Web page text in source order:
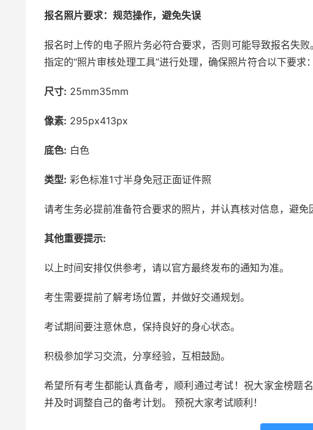
报名照片要求：规范操作，避免失误
报名时上传的电子照片务必符合要求，否则可能导致报名失
指定的“照片审核处理工具”进行处理，确保照片符合以下要求：
尺寸: 25mm35mm
像素: 295px413px
底色: 白色
类型: 彩色标准1寸半身免冠正面证件照
请考生务必提前准备符合要求的照片，并认真核对信息，避免
其他重要提示:
以上时间安排仅供参考，请以官方最终发布的通知为准。
考生需要提前了解考场位置，并做好交通规划。
考试期间要注意休息，保持良好的身心状态。
积极参加学习交流，分享经验，互相鼓励。
希望所有考生都能认真备考，顺利通过考试！祝大家金榜题
并及时调整自己的备考计划。 预祝大家考试顺利！